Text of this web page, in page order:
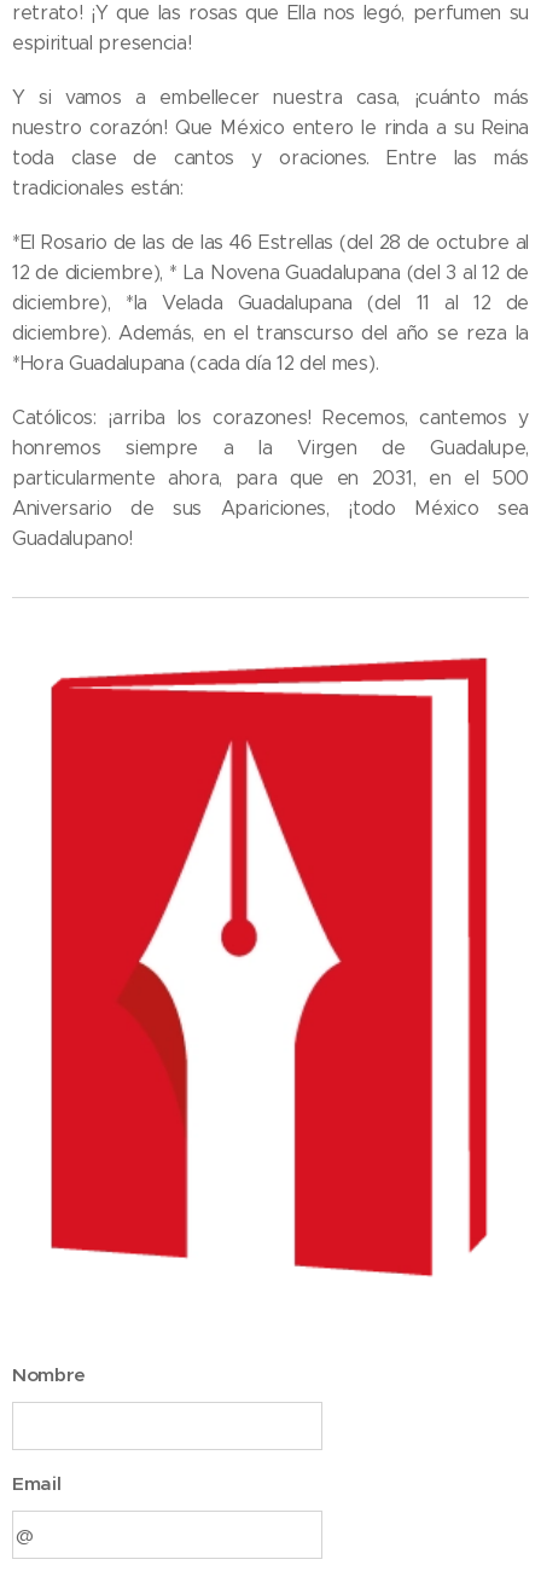
retrato! ¡Y que las rosas que Ella nos legó, perfumen su
espiritual presencia!
Y si vamos a embellecer nuestra casa, ¡cuánto más
nuestro corazón! Que México entero le rinda a su Reina
toda clase de cantos y oraciones. Entre las más
tradicionales están:
*El Rosario de las de las 46 Estrellas (del 28 de octubre al
12 de diciembre), * La Novena Guadalupana (del 3 al 12 de
diciembre), *la Velada Guadalupana (del 11 al 12 de
diciembre). Además, en el transcurso del año se reza la
*Hora Guadalupana (cada día 12 del mes).
Católicos: ¡arriba los corazones! Recemos, cantemos y
honremos siempre a la Virgen de Guadalupe,
particularmente ahora, para que en 2031, en el 500
Aniversario de sus Apariciones, ¡todo México sea
Guadalupano!
Nombre
Email